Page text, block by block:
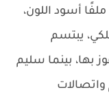
أسود اللون،
يبتسم
بها، بينما سليم
واتصالات